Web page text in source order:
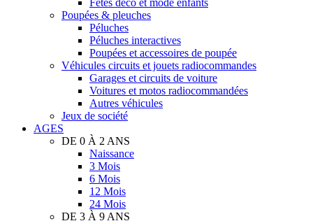
Fêtes déco et mode enfants
Poupées & pleuches
Péluches
Péluches interactives
Poupées et accessoires de poupée
Véhicules circuits et jouets radiocommandes
Garages et circuits de voiture
Voitures et motos radiocommandées
Autres véhicules
Jeux de société
AGES
DE 0 À 2 ANS
Naissance
3 Mois
6 Mois
12 Mois
24 Mois
DE 3 À 9 ANS